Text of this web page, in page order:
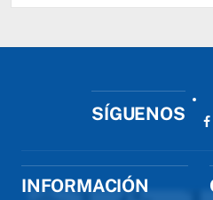
SÍGUENOS
INFORMACIÓN